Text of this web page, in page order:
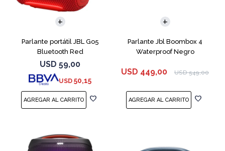
Parlante portátil JBL Go5
Bluetooth Red
USD 59,00
USD 50,15
Parlante Jbl Boombox 4
Waterproof Negro
USD 449,00 USD 549,00